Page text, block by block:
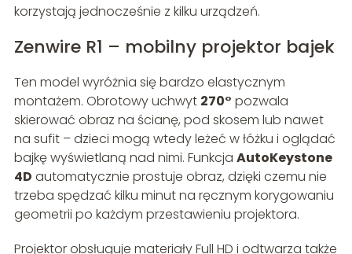
korzystają jednocześnie z kilku urządzeń.
Zenwire R1 – mobilny projektor bajek
Ten model wyróżnia się bardzo elastycznym
montażem. Obrotowy uchwyt 270° pozwala
skierować obraz na ścianę, pod skosem lub nawet
na sufit – dzieci mogą wtedy leżeć w łóżku i oglądać
bajkę wyświetlaną nad nimi. Funkcja AutoKeystone
4D automatycznie prostuje obraz, dzięki czemu nie
trzeba spędzać kilku minut na ręcznym korygowaniu
geometrii po każdym przestawieniu projektora.
Projektor obsługuje materiały Full HD i odtwarza także